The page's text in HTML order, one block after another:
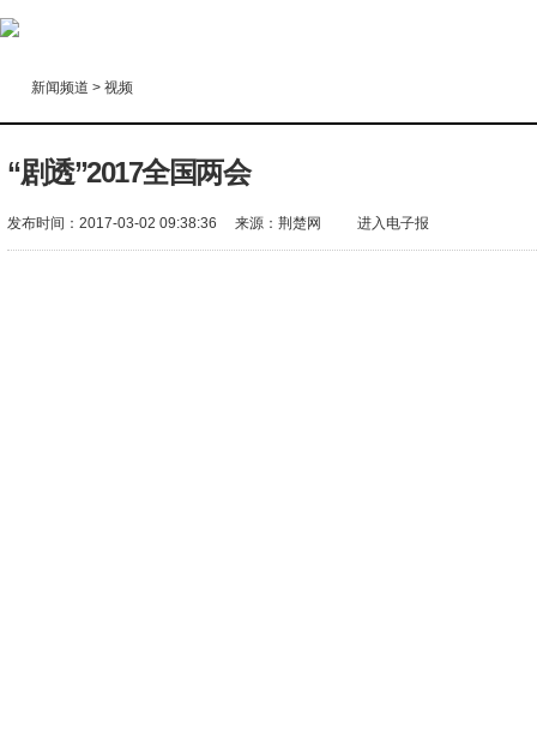
新闻频道 > 视频
“剧透”2017全国两会
发布时间：2017-03-02 09:38:36 来源：荆楚网 进入电子报